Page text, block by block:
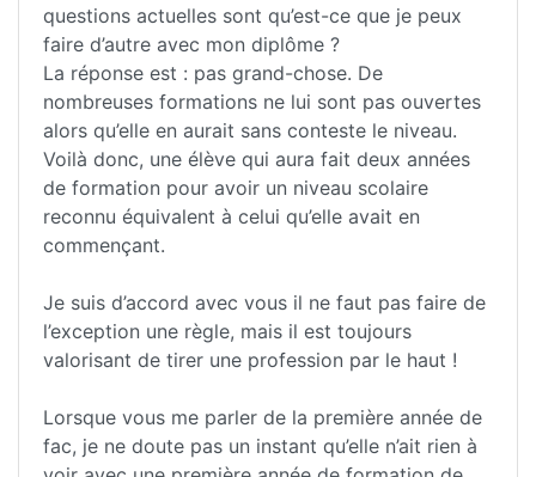
questions actuelles sont qu’est-ce que je peux
faire d’autre avec mon diplôme ?
La réponse est : pas grand-chose. De
nombreuses formations ne lui sont pas ouvertes
alors qu’elle en aurait sans conteste le niveau.
Voilà donc, une élève qui aura fait deux années
de formation pour avoir un niveau scolaire
reconnu équivalent à celui qu’elle avait en
commençant.
Je suis d’accord avec vous il ne faut pas faire de
l’exception une règle, mais il est toujours
valorisant de tirer une profession par le haut !
Lorsque vous me parler de la première année de
fac, je ne doute pas un instant qu’elle n’ait rien à